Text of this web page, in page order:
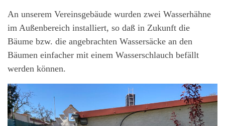
An unserem Vereinsgebäude wurden zwei Wasserhähne
im Außenbereich installiert, so daß in Zukunft die
Bäume bzw. die angebrachten Wassersäcke an den
Bäumen einfacher mit einem Wasserschlauch befällt
werden können.